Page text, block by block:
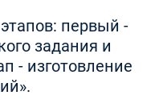
первый -
задания и
- изготовление